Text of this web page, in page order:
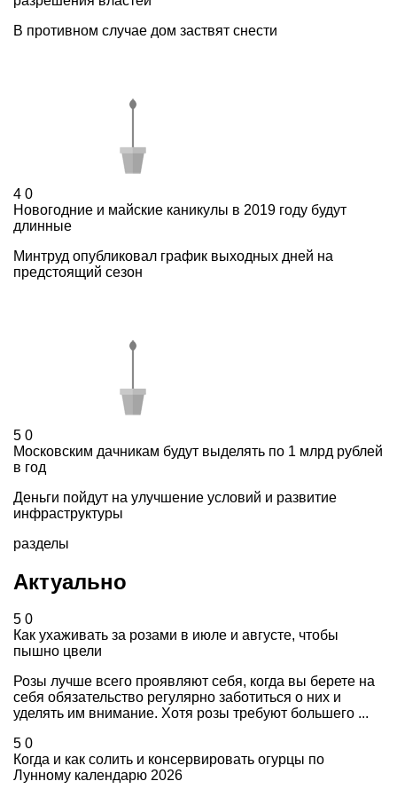
В противном случае дом заствят снести
4 0
Новогодние и майские каникулы в 2019 году будут
длинные
Минтруд опубликовал график выходных дней на
предстоящий сезон
5 0
Московским дачникам будут выделять по 1 млрд рублей
в год
Деньги пойдут на улучшение условий и развитие
инфраструктуры
разделы
Актуально
5 0
Как ухаживать за розами в июле и августе, чтобы
пышно цвели
Розы лучше всего проявляют себя, когда вы берете на
себя обязательство регулярно заботиться о них и
уделять им внимание. Хотя розы требуют большего ...
5 0
Когда и как солить и консервировать огурцы по
Лунному календарю 2026